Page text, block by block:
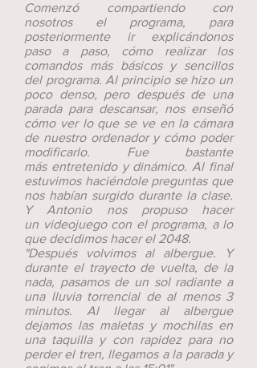
Comenzó compartiendo con
nosotros el programa, para
posteriormente ir explicándonos
paso a paso, cómo realizar los
comandos más básicos y sencillos
del programa. Al principio se hizo un
poco denso, pero después de una
parada para descansar, nos enseñó
cómo ver lo que se ve en la cámara
de nuestro ordenador y cómo poder
modificarlo. Fue bastante
más entretenido y dinámico. Al final
estuvimos haciéndole preguntas que
nos habían surgido durante la clase.
Y Antonio nos propuso hacer
un videojuego con el programa, a lo
que decidimos hacer el 2048.
"Después volvimos al albergue. Y
durante el trayecto de vuelta, de la
nada, pasamos de un sol radiante a
una lluvia torrencial de al menos 3
minutos. Al llegar al albergue
dejamos las maletas y mochilas en
una taquilla y con rapidez para no
perder el tren, llegamos a la parada y